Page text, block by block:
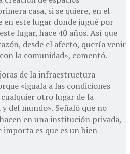
casa, si se quiere, en el
este lugar donde jugué por
lugar, hace 40 años. Así que
desde el afecto, quería venir
la comunidad», comentó.
de la infraestructura
«iguala a las condiciones
otro lugar de la
del mundo». Señaló que no
en una institución privada,
importa es que es un bien